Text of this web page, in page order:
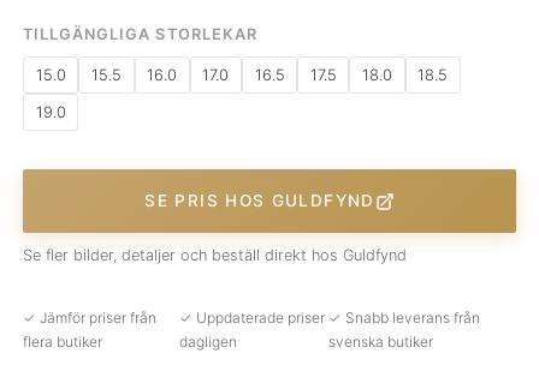
TILLGÄNGLIGA STORLEKAR
15.0 15.5 16.0 17.0 16.5 17.5 18.0 18.5
19.0
SE PRIS HOS GULDFYND
Se fler bilder, detaljer och beställ direkt hos Guldfynd
✓ Jämför priser från
flera butiker
✓ Uppdaterade priser
dagligen
✓ Snabb leverans från
svenska butiker